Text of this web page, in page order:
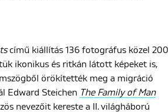
című kiállítás 136 fotográfus közel 200
ikonikus és ritkán látott képeket is,
örökítették meg a migráció
Edward Steichen The Family of Man
nevezőit kereste a II. világháború